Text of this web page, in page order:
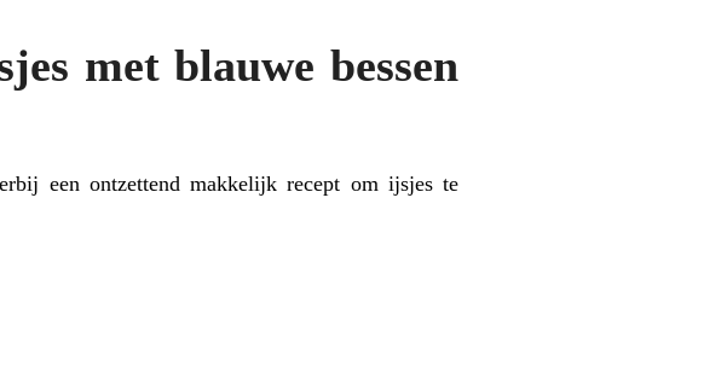
met blauwe bessen
een ontzettend makkelijk recept om ijsjes te